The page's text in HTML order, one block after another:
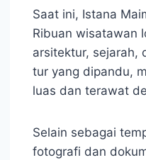
Saat ini, Istana
Ribuan wisatawan
arsitektur, sejarah,
tur yang dipandu,
luas dan terawat
Selain sebagai
fotografi dan